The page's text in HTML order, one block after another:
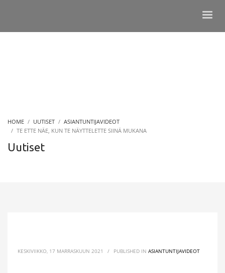
HOME UUTISET
ASIANTUNTIJAVIDEOT
TE ETTE NÄE, KUN TE NÄYTTELETTE SIINÄ MUKANA
Uutiset
KESKIVIIKKO, 17 MARRASKUUN 2021 / PUBLISHED IN ASIANTUNTIJAVIDEOT